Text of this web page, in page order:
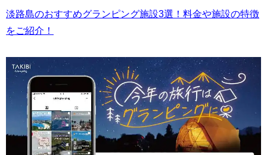
淡路島のおすすめグランピング施設3選！料金や施設の特徴
をご紹介！